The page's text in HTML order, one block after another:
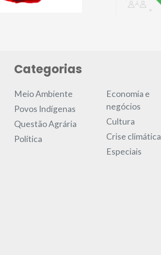
Categorias
Meio Ambiente
Povos Indígenas
Questão Agrária
Política
Economia e
negócios
Cultura
Crise climática
Especiais